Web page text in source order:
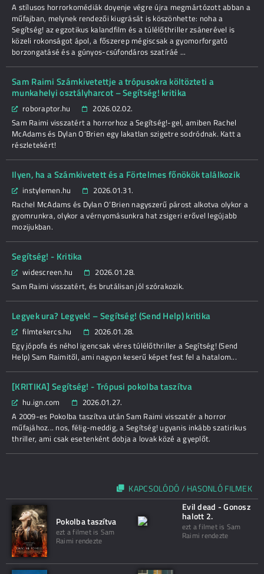
A stílusos horrorkomédiák doyenje végre újra megmártózott abban a
műfajban, melynek rendezői kiugrását is köszönhette: noha a
Segítség! az egzotikus kalandfilm és a túlélőthriller zsánerével is
közeli rokonságot ápol, a főszerep mégiscsak a gyomorforgató
borzongatásé és a gúnyos-csúfondáros szatíráé ...
Sam Raimi Számkivetettje a trópusokra költözteti a
munkahelyi osztályharcot – Segítség! kritika
roboraptor.hu
2026.02.02.
Sam Raimi visszatért a horrorhoz a Segítség!-gel, amiben Rachel
McAdams és Dylan O'Brien egy lakatlan szigetre sodródnak. Katt a
részletekért!
Ilyen, ha a Számkivetett és a Förtelmes főnökök találkozik
instylemen.hu
2026.01.31.
Rachel McAdams és Dylan O’Brien nagyszerű párost alkotva olykor a
gyomrunkra, olykor a vérnyomásunkra hat zsigeri erővel legújabb
mozijukban.
Segítség! - Kritika
widescreen.hu
2026.01.28.
Sam Raimi visszatért, és brutálisan jól szórakozik.
Legyek ura? Legyek! – Segítség! (Send Help) kritika
filmtekercs.hu
2026.01.28.
Egy jópofa és néhol igencsak véres túlélőthriller a Segítség! (Send
Help) Sam Raimitől, ami nagyon keserű képet fest fel a hatalom...
[KRITIKA] Segítség! - Trópusi pokolba taszítva
hu.ign.com
2026.01.27.
A 2009-es Pokolba taszítva után Sam Raimi visszatér a horror
műfajához... nos, félig-meddig, a Segítség! ugyanis inkább szatirikus
thriller, ami csak esetenként dobja a lovak közé a gyeplőt.
KAPCSOLÓDÓ / HASONLÓ FILMEK
Pokolba taszítva
ezt a filmet is Sam
Raimi rendezte
Evil dead - Gonosz
halott 2.
ezt a filmet is Sam
Raimi rendezte